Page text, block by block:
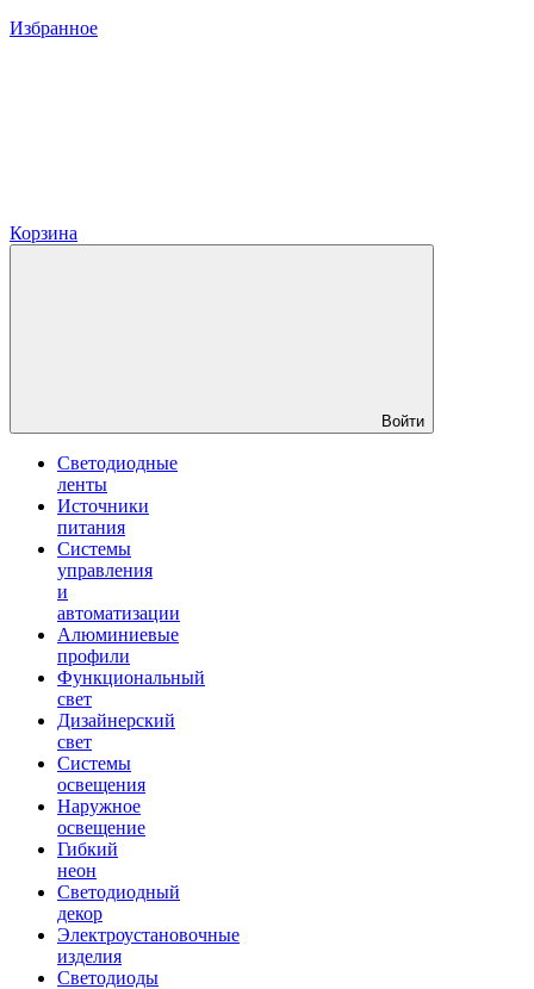
Избранное
Корзина
Войти
Светодиодные
ленты
Источники
питания
Системы
управления
и
автоматизации
Алюминиевые
профили
Функциональный
свет
Дизайнерский
свет
Системы
освещения
Наружное
освещение
Гибкий
неон
Светодиодный
декор
Электроустановочные
изделия
Светодиоды